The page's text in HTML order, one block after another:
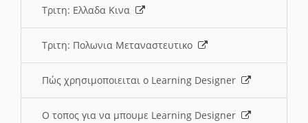
Τριτη: Ελλαδα Κινα
Τριτη: Πολωνια Μεταναστευτικο
Πώς χρησιμοποιειται ο Learning Designer
O τοπος για να μπουμε Learning Designer